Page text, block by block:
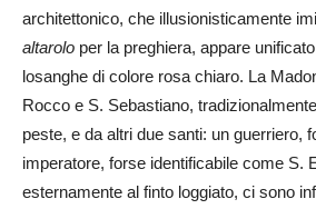
architettonico, che illusionisticamente
altarolo per la preghiera, appare
losanghe di colore rosa chiaro. La
Rocco e S. Sebastiano,
peste, e da altri due santi: un guerriero,
imperatore, forse identificabile come S.
esternamente al finto loggiato, ci sono